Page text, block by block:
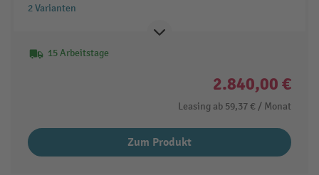
2 Varianten
15 Arbeitstage
2.840,00 €
Leasing ab 59,37 € / Monat
Zum Produkt